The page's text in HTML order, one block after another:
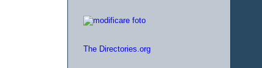
The Directories.org